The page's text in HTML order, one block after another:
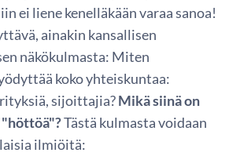
ei liene kenelläkään varaa sanoa!
ainakin kansallisen
näkökulmasta: Miten
koko yhteiskuntaa:
sijoittajia?Mikä siinä on
"höttöä"?Tästä kulmasta voidaan
ilmiöitä: